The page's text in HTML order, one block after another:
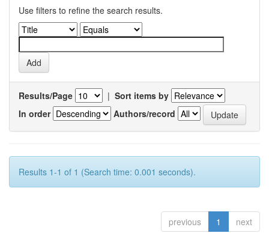
Use filters to refine the search results.
Results/Page | Sort items by
In order
Authors/record
Results 1-1 of 1 (Search time: 0.001 seconds).
previous 1 next